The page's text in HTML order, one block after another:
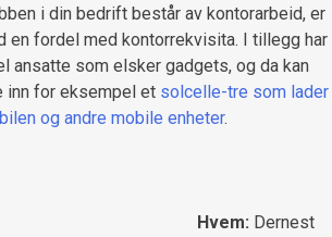
i din bedrift består av kontorarbeid, er
fordel med kontorrekvisita. I tillegg har
ansatte som elsker gadgets, og da kan
inn for eksempel et solcelle-tre som lader
og andre mobile enheter.
Hvem: Dernest